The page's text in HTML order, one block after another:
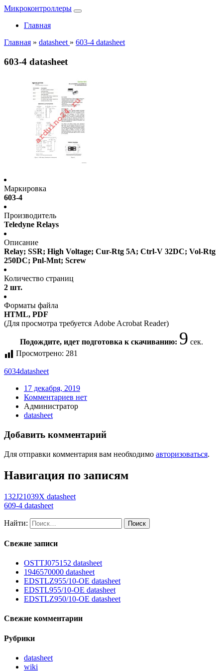
Микроконтроллеры
Главная
Главная » datasheet » 603-4 datasheet
603-4 datasheet
Маркировка
603-4
Производитель
Teledyne Relays
Описание
Relay; SSR; High Voltage; Cur-Rtg 5A; Ctrl-V 32DC; Vol-Rtg
250DC; Pnl-Mnt; Screw
Количество страниц
2 шт.
Форматы файла
HTML, PDF
(Для просмотра требуется Adobe Acrobat Reader)
Подождите, идет подготовка к скачиванию: 9 сек.
Просмотрено: 281
6034datasheet
17 декабря, 2019
Комментариев нет
Администратор
datasheet
Добавить комментарий
Для отправки комментария вам необходимо авторизоваться.
Навигация по записям
132J21039X datasheet
609-4 datasheet
Найти:
Свежие записи
OSTTJ075152 datasheet
1946570000 datasheet
EDSTLZ955/10-OE datasheet
EDSTL955/10-OE datasheet
EDSTLZ950/10-OE datasheet
Свежие комментарии
Рубрики
datasheet
wiki